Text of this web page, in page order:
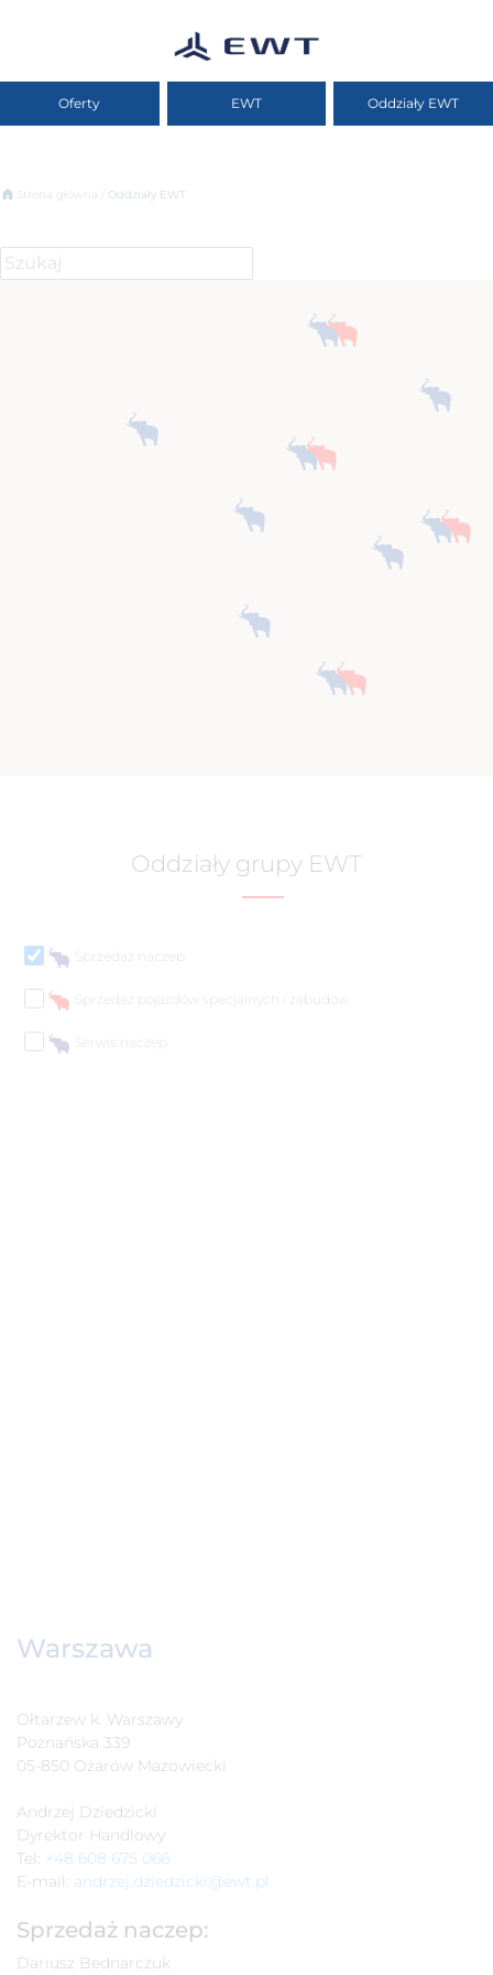
Oferty EWT Oddziały EWT
Strona główna / Oddziały EWT
Oddziały grupy EWT
Sprzedaż naczep
Sprzedaż pojazdów specjalnych i zabudów
Serwis naczep
Warszawa
Ołtarzew k. Warszawy
Poznańska 339
05-850 Ożarów Mazowiecki
Andrzej Dziedzicki
Dyrektor Handlowy
Tel: +48 608 675 066
E-mail: andrzej.dziedzicki@ewt.pl
Sprzedaż naczep:
Dariusz Bednarczuk